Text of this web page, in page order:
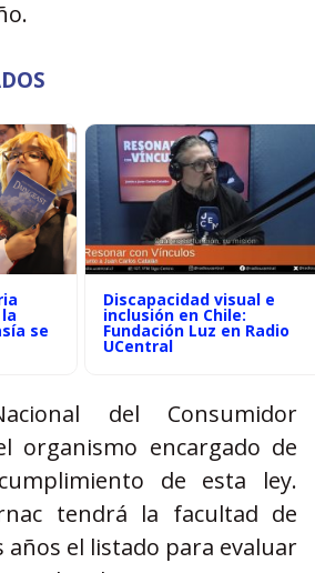
se
Discapacidad visual e
inclusión en Chile:
Fundación Luz en Radio
UCentral
del Consumidor
organismo encargado de
de esta ley.
tendrá la facultad de
años el listado para evaluar